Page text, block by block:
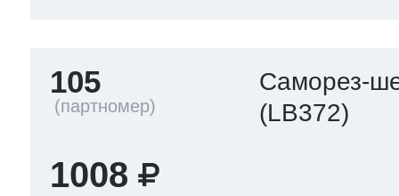
105
Саморез-
(LB372)
1008